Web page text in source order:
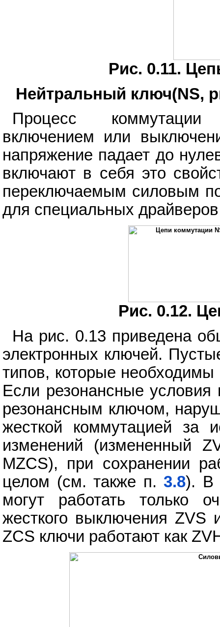
Рис. 0.11.
Нейтральный ключ(NS,
Процесс коммутации
включением или
напряжение падает до
включают в себя это
переключаемым силовым
для специальных
Рис. 0.12.
На рис. 0.13 приведена
электронных ключей.
типов, которые необходимы
Если резонансные
резонансным ключом,
жесткой коммутацией за
изменений (измененный
MZCS), при сохранении
целом (см. также п. 3.8). В
могут работать только
жесткого выключения ZVS
ZCS ключи работают как